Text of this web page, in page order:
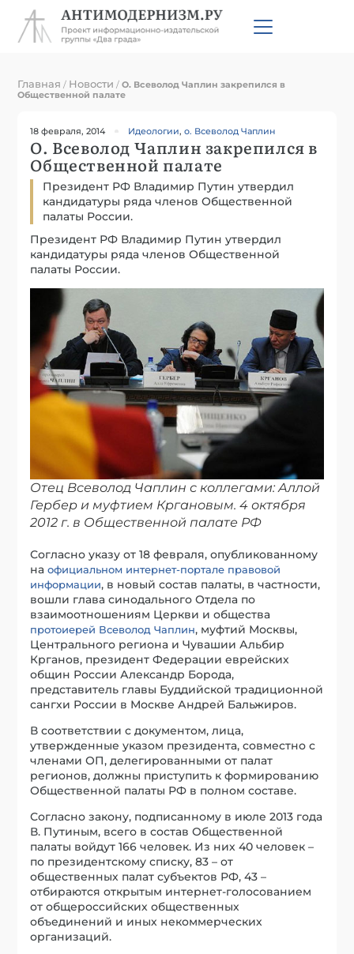
Главная / Новости /О. Всеволод Чаплин закрепился в
Общественной палате
18 февраля, 2014 Идеологии,о. Всеволод Чаплин
О. Всеволод Чаплин закрепился в
Общественной палате
Президент РФ Владимир Путин утвердил
кандидатуры ряда членов Общественной
палаты России.
Президент РФ Владимир Путин утвердил
кандидатуры ряда членов Общественной
палаты России.
Отец Всеволод Чаплин с коллегами: Аллой
Гербер и муфтием Кргановым. 4 октября
2012 г. в Общественной палате РФ
Согласно указу от 18 февраля, опубликованному
наофициальном интернет-портале правовой
информации, в новый состав палаты, в частности,
вошли глава синодального Отдела по
взаимоотношениям Церкви и общества
протоиерей Всеволод Чаплин, муфтий Москвы,
Центрального региона и Чувашии Альбир
Крганов, президент Федерации еврейских
общин России Александр Борода,
представитель главы Буддийской традиционной
сангхи России в Москве Андрей Бальжиров.
В соответствии с документом, лица,
утвержденные указом президента, совместно с
членами ОП, делегированными от палат
регионов, должны приступить к формированию
Общественной палаты РФ в полном составе.
Согласно закону, подписанному в июле 2013 года
В. Путиным, всего в состав Общественной
палаты войдут 166 человек. Из них 40 человек –
по президентскому списку, 83 – от
общественных палат субъектов РФ, 43 –
отбираются открытым интернет-голосованием
от общероссийских общественных
объединений и иных некоммерческих
организаций.